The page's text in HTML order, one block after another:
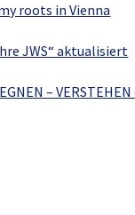
roots in Vienna
JWS“ aktualisiert
–